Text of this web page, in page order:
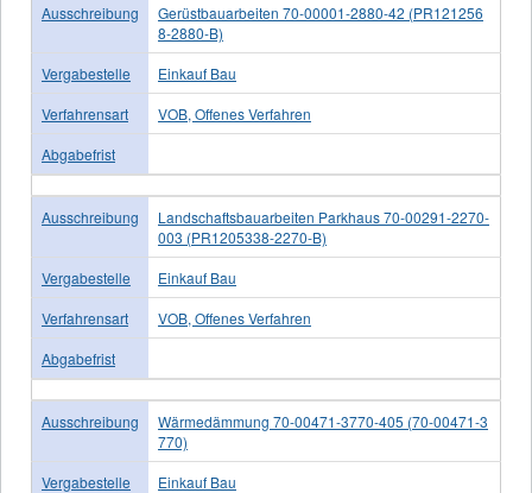
Ausschreibung
Gerüstbauarbeiten 70-00001-2880-42 (PR121256
8-2880-B)
Vergabestelle
Einkauf Bau
Verfahrensart
VOB, Offenes Verfahren
Abgabefrist
Ausschreibung
Landschaftsbauarbeiten Parkhaus 70-00291-2270-
003 (PR1205338-2270-B)
Vergabestelle
Einkauf Bau
Verfahrensart
VOB, Offenes Verfahren
Abgabefrist
Ausschreibung
Wärmedämmung 70-00471-3770-405 (70-00471-3
770)
Vergabestelle
Einkauf Bau